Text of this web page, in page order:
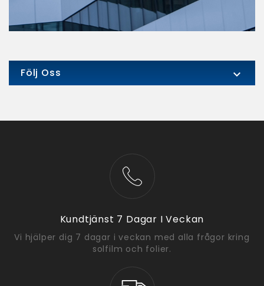
Följ Oss 
Kundtjänst 7 Dagar I Veckan
Vi hjälper dig 7 dagar i veckan med alla frågor kring
solfilm och folier.